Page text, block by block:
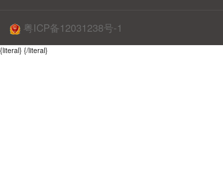
粤ICP备12031238号-1
{literal} {/literal}